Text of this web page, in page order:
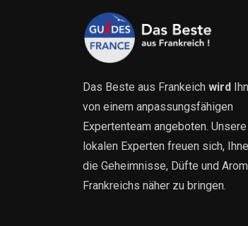
Das Beste aus Frankeich wird
von einem anpassungsfähigen
Expertenteam angeboten. Unsere
lokalen Experten freuen sich,
die Geheimnisse, Düfte und
Frankreichs näher zu bringen.